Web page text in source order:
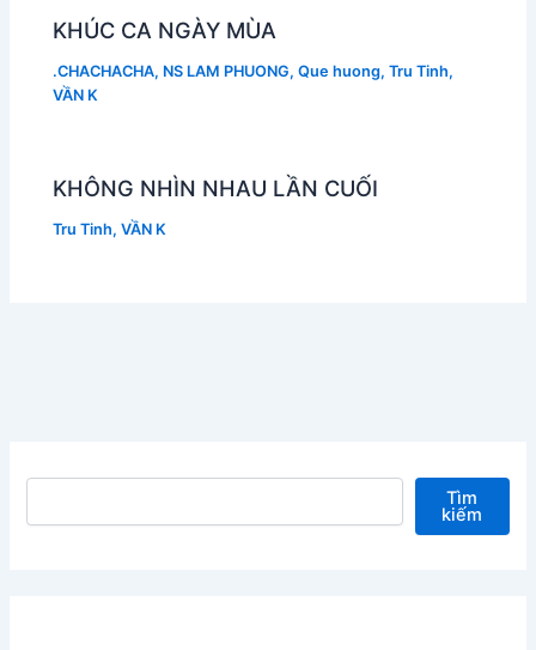
KHÚC CA NGÀY MÙA
.CHACHACHA, NS LAM PHUONG,Que huong,Tru Tinh,
VẦN K
KHÔNG NHÌN NHAU LẦN CUỐI
Tru Tinh,VẦN K
Tìm kiếm Tìm
kiếm